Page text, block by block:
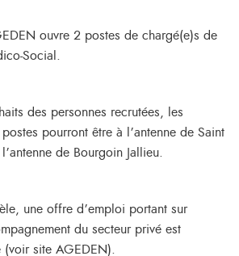
ouvre 2 postes de chargé(e)s de
Social.
des personnes recrutées, les
pourront être à l’antenne de Saint
de Bourgoin Jallieu.
une offre d’emploi portant sur
du secteur privé est
site AGEDEN).